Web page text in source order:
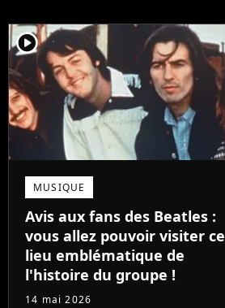
player2
MUSIQUE
Avis aux fans des Beatles :
vous allez pouvoir visiter ce
lieu emblématique de
l'histoire du groupe !
14 mai 2026